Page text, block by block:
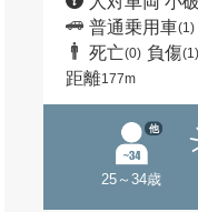
普通乗用車(1)
死亡(0) 負傷(1)
距離177m
25～34歳
他